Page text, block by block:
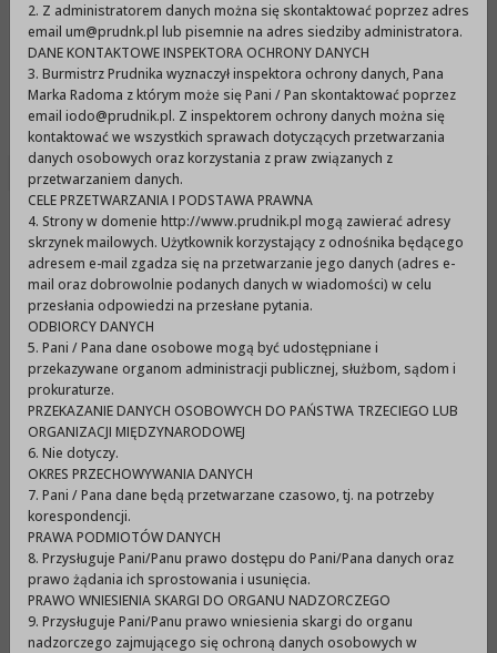
Urząd Miejski w Prudniku
Menu
LVI Sesja Rady Miejskiej w
Prudniku z dnia 27 stycznia
2022 r.
LVI Sesja Rady Miejskiej w Prudniku z dnia 27
stycznia 2022 r..pdf (213,20KB)
2. Z administratorem danych można się skontaktować poprzez adres
email um@prudnk.pl lub pisemnie na adres siedziby administratora.
DANE KONTAKTOWE INSPEKTORA OCHRONY DANYCH
3. Burmistrz Prudnika wyznaczył inspektora ochrony danych, Pana
Marka Radoma z którym może się Pani / Pan skontaktować poprzez
email iodo@prudnik.pl. Z inspektorem ochrony danych można się
kontaktować we wszystkich sprawach dotyczących przetwarzania
danych osobowych oraz korzystania z praw związanych z
przetwarzaniem danych.
CELE PRZETWARZANIA I PODSTAWA PRAWNA
4. Strony w domenie http://www.prudnik.pl mogą zawierać adresy
skrzynek mailowych. Użytkownik korzystający z odnośnika będącego
adresem e-mail zgadza się na przetwarzanie jego danych (adres e-
mail oraz dobrowolnie podanych danych w wiadomości) w celu
przesłania odpowiedzi na przesłane pytania.
ODBIORCY DANYCH
5. Pani / Pana dane osobowe mogą być udostępniane i
przekazywane organom administracji publicznej, służbom, sądom i
prokuraturze.
PRZEKAZANIE DANYCH OSOBOWYCH DO PAŃSTWA TRZECIEGO LUB
ORGANIZACJI MIĘDZYNARODOWEJ
6. Nie dotyczy.
OKRES PRZECHOWYWANIA DANYCH
7. Pani / Pana dane będą przetwarzane czasowo, tj. na potrzeby
korespondencji.
PRAWA PODMIOTÓW DANYCH
8. Przysługuje Pani/Panu prawo dostępu do Pani/Pana danych oraz
prawo żądania ich sprostowania i usunięcia.
PRAWO WNIESIENIA SKARGI DO ORGANU NADZORCZEGO
9. Przysługuje Pani/Panu prawo wniesienia skargi do organu
nadzorczego zajmującego się ochroną danych osobowych w